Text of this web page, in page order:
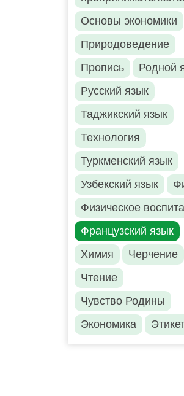
Основы экономики
Природоведение
Пропись
Родной
Русский язык
Таджикский язык
Технология
Туркменский язык
Узбекский язык
Физическое
Французский язык
Химия
Черчение
Чтение
Чувство Родины
Экономика